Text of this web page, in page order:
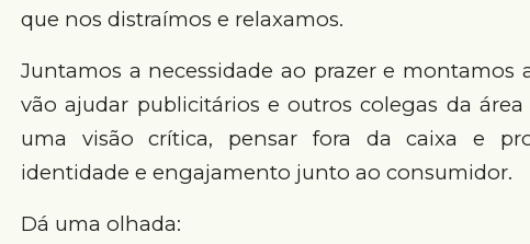
que nos distraímos e relaxamos.
Juntamos a necessidade ao prazer e montamos
vão ajudar publicitários e outros colegas da
uma visão crítica, pensar fora da caixa e
identidade e engajamento junto ao consumidor.
Dá uma olhada: